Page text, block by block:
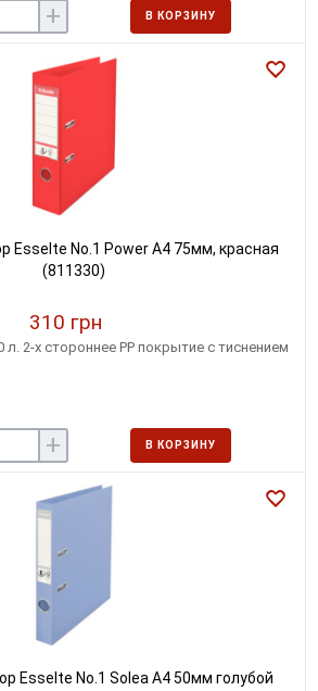
+ В КОРЗИНУ
Esselte No.1 Power А4 75мм, красная
(811330)
310 грн
л. 2-х стороннее PP покрытие с тиснением
+ В КОРЗИНУ
Esselte No.1 Solea А4 50мм голубой